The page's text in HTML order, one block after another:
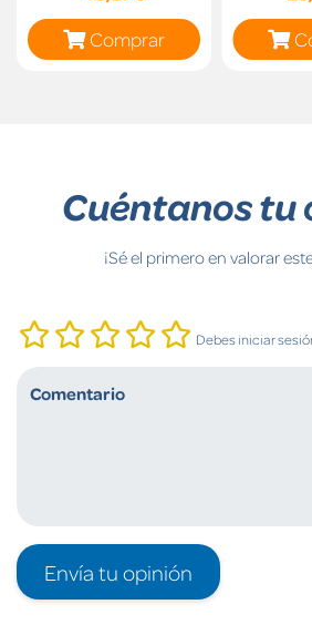
Comprar
Cuéntanos tu
¡Sé el primero en valorar
Debes iniciar
Envía tu opinión